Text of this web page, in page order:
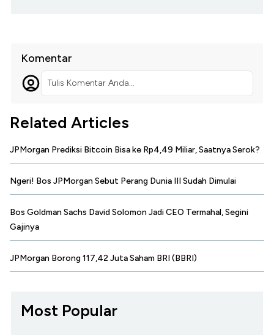
Komentar
Tulis Komentar Anda...
Related Articles
JPMorgan Prediksi Bitcoin Bisa ke Rp4,49 Miliar, Saatnya Serok?
Ngeri! Bos JPMorgan Sebut Perang Dunia III Sudah Dimulai
Bos Goldman Sachs David Solomon Jadi CEO Termahal, Segini
Gajinya
JPMorgan Borong 117,42 Juta Saham BRI (BBRI)
Most Popular